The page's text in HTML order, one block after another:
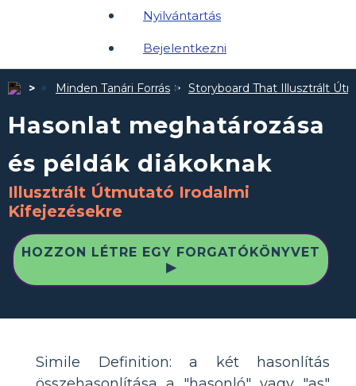
Nyilvántartás
Bejelentkezni
Minden Tanári Forrás Storyboard That Illusztrált
Hasonlat meghatározása
és példák diákoknak
Illusztrált Útmutató Irodalmi
Kifejezésekre
HOZZON LÉTRE EGY FORGATÓKÖNYVET
▶
Simile Definition: a két hasonlítás